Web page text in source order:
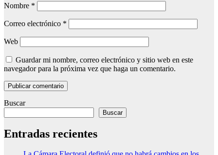
Nombre *
Correo electrónico *
Web
Guardar mi nombre, correo electrónico y sitio web en este
navegador para la próxima vez que haga un comentario.
Buscar
Buscar
Entradas recientes